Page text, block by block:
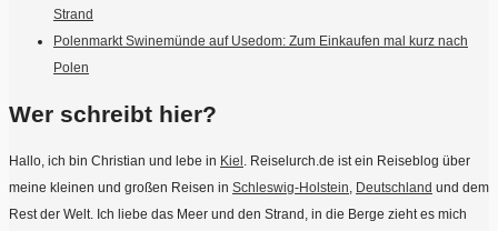
Strand
Polenmarkt Swinemünde auf Usedom: Zum Einkaufen mal kurz nach
Polen
Wer schreibt hier?
Hallo, ich bin Christian und lebe in Kiel. Reiselurch.de ist ein Reiseblog über
meine kleinen und großen Reisen in Schleswig-Holstein, Deutschland und dem
Rest der Welt. Ich liebe das Meer und den Strand, in die Berge zieht es mich